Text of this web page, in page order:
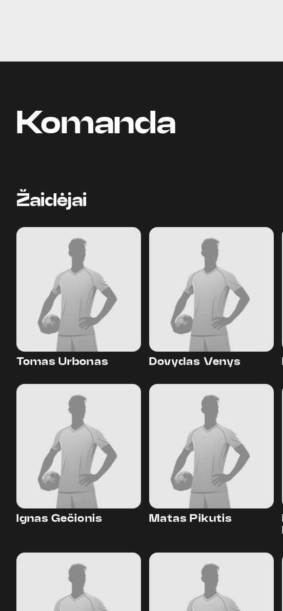
Komanda
Žaidėjai
Tomas Urbonas Dovydas Venys
Ignas Gečionis Matas Pikutis